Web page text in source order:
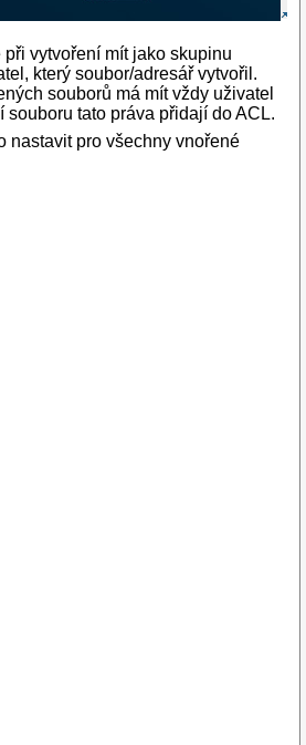
vytvoření mít jako skupinu
který soubor/adresář vytvořil.
souborů má mít vždy uživatel
tato práva přidají do ACL.
nastavit pro všechny vnořené